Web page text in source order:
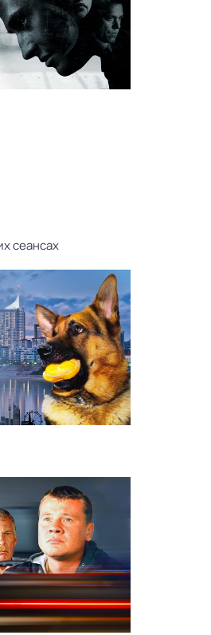
сеансах